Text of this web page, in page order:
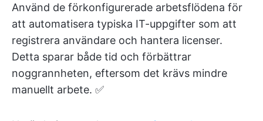
Använd de förkonfigurerade arbetsflödena för
att automatisera typiska IT-uppgifter som att
registrera användare och hantera licenser.
Detta sparar både tid och förbättrar
noggrannheten, eftersom det krävs mindre
manuellt arbete. ✅